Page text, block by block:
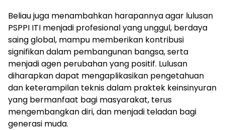
Beliau juga menambahkan harapannya agar lulusan
PSPPI ITI menjadi profesional yang unggul, berdaya
saing global, mampu memberikan kontribusi
signifikan dalam pembangunan bangsa, serta
menjadi agen perubahan yang positif. Lulusan
diharapkan dapat mengaplikasikan pengetahuan
dan keterampilan teknis dalam praktek keinsinyuran
yang bermanfaat bagi masyarakat, terus
mengembangkan diri, dan menjadi teladan bagi
generasi muda.